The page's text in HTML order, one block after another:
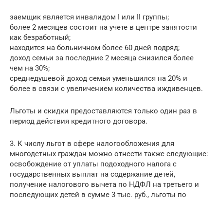
заемщик является инвалидом I или II группы;
более 2 месяцев состоит на учете в центре занятости
как безработный;
находится на больничном более 60 дней подряд;
доход семьи за последние 2 месяца снизился более
чем на 30%;
среднедушевой доход семьи уменьшился на 20% и
более в связи с увеличением количества иждивенцев.
Льготы и скидки предоставляются только один раз в
период действия кредитного договора.
3. К числу льгот в сфере налогообложения для
многодетных граждан можно отнести также следующие:
освобождение от уплаты подоходного налога с
государственных выплат на содержание детей,
получение налогового вычета по НДФЛ на третьего и
последующих детей в сумме 3 тыс. руб., льготы по